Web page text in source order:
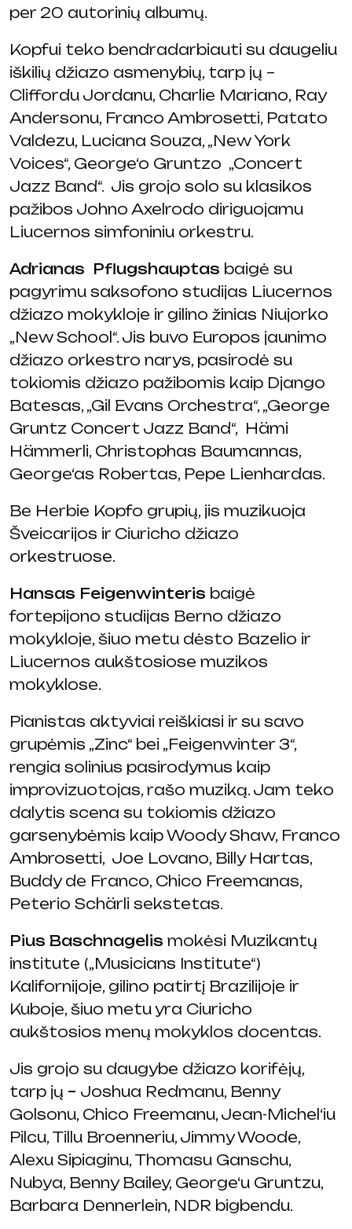
per 20 autorinių albumų.
Kopfui teko bendradarbiauti su daugeliu
iškilių džiazo asmenybių, tarp jų –
Cliffordu Jordanu, Charlie Mariano, Ray
Andersonu, Franco Ambrosetti, Patato
Valdezu, Luciana Souza, „New York
Voices“, George‘o Gruntzo „Concert
Jazz Band“. Jis grojo solo su klasikos
pažibos Johno Axelrodo diriguojamu
Liucernos simfoniniu orkestru.
Adrianas Pflugshauptas baigė su
pagyrimu saksofono studijas Liucernos
džiazo mokykloje ir gilino žinias Niujorko
„New School“. Jis buvo Europos jaunimo
džiazo orkestro narys, pasirodė su
tokiomis džiazo pažibomis kaip Django
Batesas, „Gil Evans Orchestra“, „George
Gruntz Concert Jazz Band“, Hämi
Hämmerli, Christophas Baumannas,
George‘as Robertas, Pepe Lienhardas.
Be Herbie Kopfo grupių, jis muzikuoja
Šveicarijos ir Ciuricho džiazo
orkestruose.
Hansas Feigenwinteris baigė
fortepijono studijas Berno džiazo
mokykloje, šiuo metu dėsto Bazelio ir
Liucernos aukštosiose muzikos
mokyklose.
Pianistas aktyviai reiškiasi ir su savo
grupėmis „Zinc“ bei „Feigenwinter 3“,
rengia solinius pasirodymus kaip
improvizuotojas, rašo muziką. Jam teko
dalytis scena su tokiomis džiazo
garsenybėmis kaip Woody Shaw, Franco
Ambrosetti, Joe Lovano, Billy Hartas,
Buddy de Franco, Chico Freemanas,
Peterio Schärli sekstetas.
Pius Baschnagelis mokėsi Muzikantų
institute („Musicians Institute“)
Kalifornijoje, gilino patirtį Brazilijoje ir
Kuboje, šiuo metu yra Ciuricho
aukštosios menų mokyklos docentas.
Jis grojo su daugybe džiazo korifėjų,
tarp jų – Joshua Redmanu, Benny
Golsonu, Chico Freemanu, Jean-Michel‘iu
Pilcu, Tillu Broenneriu, Jimmy Woode,
Alexu Sipiaginu, Thomasu Ganschu,
Nubya, Benny Bailey, George‘u Gruntzu,
Barbara Dennerlein, NDR bigbendu.